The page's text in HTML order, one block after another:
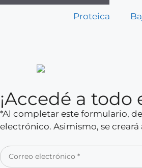
Proteica
¡Accedé a
*Al completar este formulario,
electrónico. Asimismo, se